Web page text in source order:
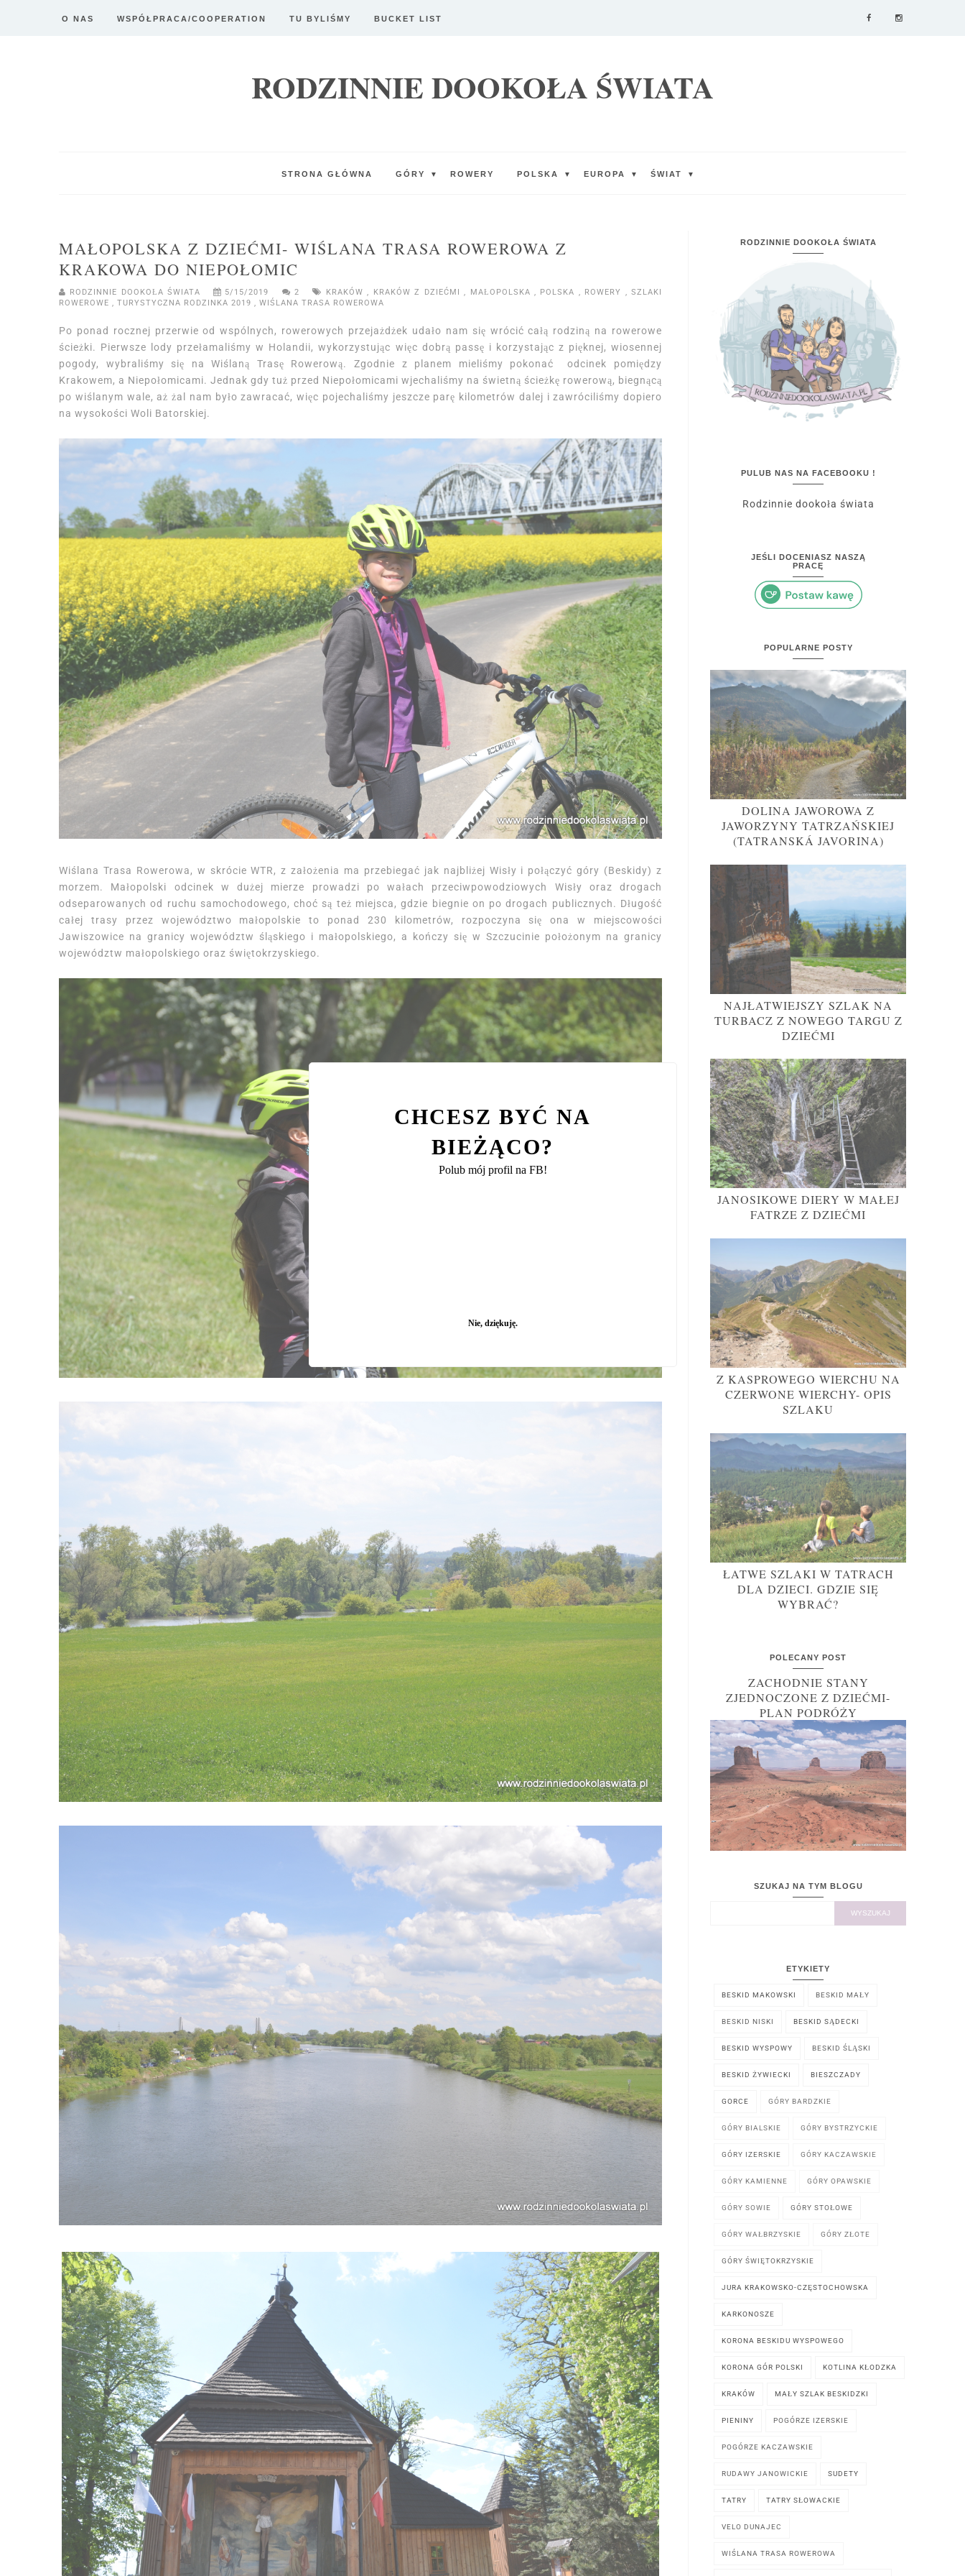
O NAS WSPÓŁPRACA/COOPERATION TU BYLIŚMY BUCKET LIST
RODZINNIE DOOKOŁA ŚWIATA
STRONA GŁÓWNA GÓRY ▼ ROWERY POLSKA ▼ EUROPA ▼ ŚWIAT ▼
MAŁOPOLSKA Z DZIEĆMI- WIŚLANA TRASA ROWEROWA Z
KRAKOWA DO NIEPOŁOMIC
RODZINNIE DOOKOŁA ŚWIATA 5/15/2019 2 KRAKÓW, KRAKÓW Z DZIEĆMI, MAŁOPOLSKA , POLSKA , ROWERY ,SZLAKI
ROWEROWE , TURYSTYCZNA RODZINKA 2019 , WIŚLANA TRASA ROWEROWA
Po ponad rocznej przerwie od wspólnych, rowerowych przejażdżek udało nam się wrócić całą rodziną na rowerowe
ścieżki. Pierwsze lody przełamaliśmy w Holandii, wykorzystując więc dobrą passę i korzystając z pięknej, wiosennej
pogody, wybraliśmy się na Wiślaną Trasę Rowerową. Zgodnie z planem mieliśmy pokonać odcinek pomiędzy
Krakowem, a Niepołomicami. Jednak gdy tuż przed Niepołomicami wjechaliśmy na świetną ścieżkę rowerową, biegnącą
po wiślanym wale, aż żal nam było zawracać, więc pojechaliśmy jeszcze parę kilometrów dalej i zawróciliśmy dopiero
na wysokości Woli Batorskiej.
Wiślana Trasa Rowerowa, w skrócie WTR, z założenia ma przebiegać jak najbliżej Wisły i połączyć góry (Beskidy) z
morzem. Małopolski odcinek w dużej mierze prowadzi po wałach przeciwpowodziowych Wisły oraz drogach
odseparowanych od ruchu samochodowego, choć są też miejsca, gdzie biegnie on po drogach publicznych. Długość
całej trasy przez województwo małopolskie to ponad 230 kilometrów, rozpoczyna się ona w miejscowości
Jawiszowice na granicy województw śląskiego i małopolskiego, a kończy się w Szczucinie położonym na granicy
województw małopolskiego oraz świętokrzyskiego.
RODZINNIE DOOKOŁA ŚWIATA
PULUB NAS NA FACEBOOKU !
Rodzinnie dookoła świata
JEŚLI DOCENIASZ NASZĄ
PRACĘ
POPULARNE POSTY
DOLINA JAWOROWA Z
JAWORZYNY TATRZAŃSKIEJ
(TATRANSKÁ JAVORINA)
NAJŁATWIEJSZY SZLAK NA
TURBACZ Z NOWEGO TARGU Z
DZIEĆMI
JANOSIKOWE DIERY W MAŁEJ
FATRZE Z DZIEĆMI
Z KASPROWEGO WIERCHU NA
CZERWONE WIERCHY- OPIS
SZLAKU
ŁATWE SZLAKI W TATRACH
DLA DZIECI. GDZIE SIĘ
WYBRAĆ?
POLECANY POST
ZACHODNIE STANY
ZJEDNOCZONE Z DZIEĆMI-
PLAN PODRÓŻY
SZUKAJ NA TYM BLOGU
ETYKIETY
BESKID MAKOWSKI BESKID MAŁY
BESKID NISKI BESKID SĄDECKI
BESKID WYSPOWY BESKID ŚLĄSKI
BESKID ŻYWIECKI BIESZCZADY
GORCE GÓRY BARDZKIE
GÓRY BIALSKIE GÓRY BYSTRZYCKIE
GÓRY IZERSKIE GÓRY KACZAWSKIE
GÓRY KAMIENNE GÓRY OPAWSKIE
GÓRY SOWIE GÓRY STOŁOWE
GÓRY WAŁBRZYSKIE GÓRY ZŁOTE
GÓRY ŚWIĘTOKRZYSKIE
JURA KRAKOWSKO-CZĘSTOCHOWSKA
KARKONOSZE
KORONA BESKIDU WYSPOWEGO
KORONA GÓR POLSKI KOTLINA KŁODZKA
KRAKÓW MAŁY SZLAK BESKIDZKI
PIENINY POGÓRZE IZERSKIE
POGÓRZE KACZAWSKIE
RUDAWY JANOWICKIE SUDETY
TATRY TATRY SŁOWACKIE
VELO DUNAJEC
WIŚLANA TRASA ROWEROWA
CHCESZ BYĆ NA
BIEŻĄCO?
Polub mój profil na FB!